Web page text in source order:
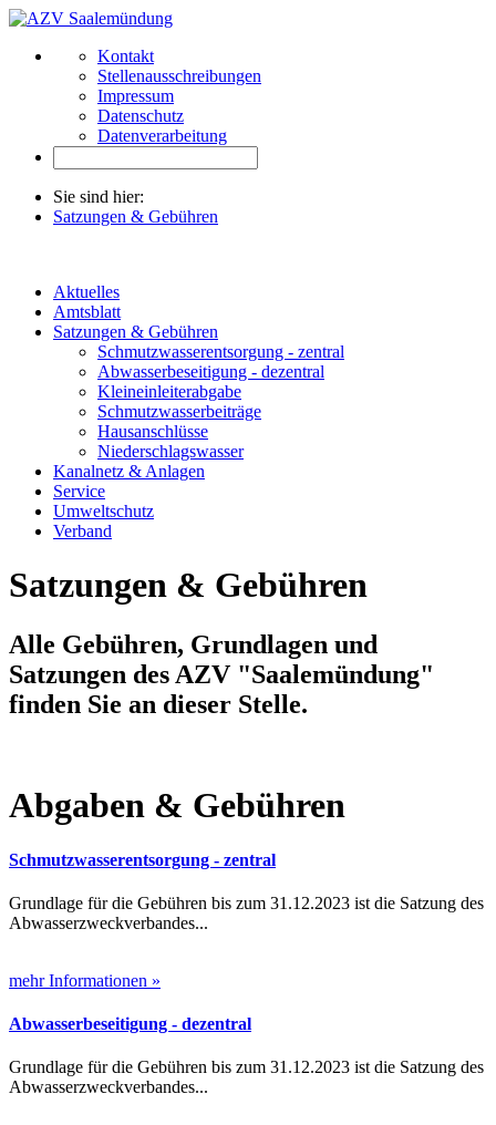
Kontakt
Stellenausschreibungen
Impressum
Datenschutz
Datenverarbeitung
Sie sind hier:
Satzungen & Gebühren
Aktuelles
Amtsblatt
Satzungen & Gebühren
Schmutzwasserentsorgung - zentral
Abwasserbeseitigung - dezentral
Kleineinleiterabgabe
Schmutzwasserbeiträge
Hausanschlüsse
Niederschlagswasser
Kanalnetz & Anlagen
Service
Umweltschutz
Verband
Satzungen & Gebühren
Alle Gebühren, Grundlagen und
Satzungen des AZV "Saalemündung"
finden Sie an dieser Stelle.
Abgaben & Gebühren
Schmutzwasserentsorgung - zentral
Grundlage für die Gebühren bis zum 31.12.2023 ist die Satzung des
Abwasserzweckverbandes...
mehr Informationen »
Abwasserbeseitigung - dezentral
Grundlage für die Gebühren bis zum 31.12.2023 ist die Satzung des
Abwasserzweckverbandes...